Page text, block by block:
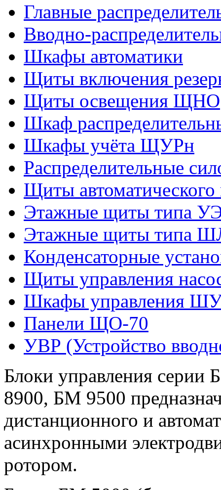
Главные
Вводно-
Шкафы автоматики
Щиты включения
Щиты освещения ЩНО
Шкаф
Шкафы учёта ЩУРн
Распределительные
Щиты
Этажные щиты типа
Этажные щиты типа
Конденсаторные
Щиты управления
Шкафы управления
Панели ЩО-70
УВР (Устройство
Блоки управления
8900, БМ 9500
дистанционного и
асинхронными
ротором.